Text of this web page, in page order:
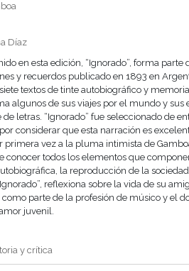
Díaz
en esta edición, “Ignorado”, forma parte
y recuerdos publicado en 1893 en
textos de tinte autobiográfico y
algunos de sus viajes por el mundo y sus
letras. “Ignorado” fue seleccionado de
considerar que esta narración es
primera vez a la pluma intimista de
conocer todos los elementos que
la reproducción de la
reflexiona sobre la vida de su
parte de la profesión de músico y el
juvenil.
y crítica